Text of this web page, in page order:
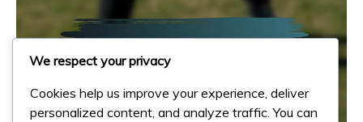
We respect your privacy
Cookies help us improve your experience, deliver
personalized content, and analyze traffic. You can